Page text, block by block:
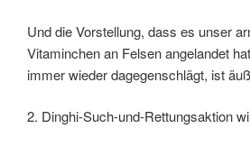
Und die Vorstellung, dass es unser
Vitaminchen an Felsen angelandet
immer wieder dagegenschlägt, ist
2. Dinghi-Such-und-Rettungsaktion